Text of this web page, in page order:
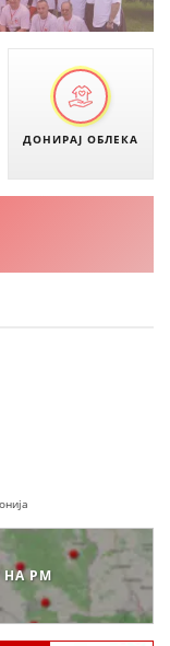
ДОНИРАЈ ОБЛЕКА
НА РМ